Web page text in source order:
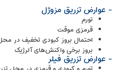
- عوارض تزریق مزوژل
تورم
قرمزی موقت
احتمال بروز کبودی تخفیف در
بروز برخی واکنش‌های آلرژیک
- عوارض تزریق فیلر